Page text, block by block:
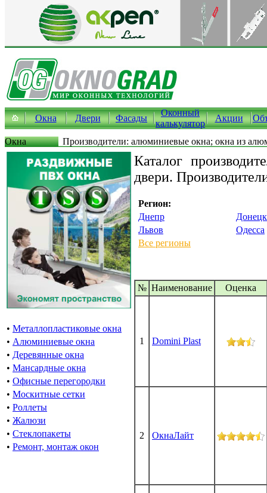
Окна Двери Фасады
Оконный
калькулятор
Акции
Окна Производители: алюминиевые окна; окна из
• Металлопластиковые окна
• Алюминиевые окна
• Деревянные окна
• Мансардные окна
• Офисные перегородки
• Москитные сетки
• Роллеты
• Жалюзи
• Стеклопакеты
• Ремонт, монтаж окон
Каталог
двери.
Регион:
Днепр
Донецк
Львов
Одесса
Все регионы
№ Наименование Oценка
1 Domini Plast
2 ОкнаЛайт